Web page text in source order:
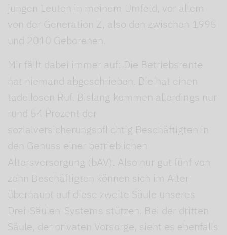
jungen Leuten in meinem Umfeld, vor allem
von der Generation Z, also den zwischen 1995
und 2010 Geborenen.
Mir fällt dabei immer auf: Die Betriebsrente
hat niemand abgeschrieben. Die hat einen
tadellosen Ruf. Bislang kommen allerdings nur
rund 54 Prozent der
sozialversicherungspflichtig Beschäftigten in
den Genuss einer betrieblichen
Altersversorgung (bAV). Also nur gut fünf von
zehn Beschäftigten können sich im Alter
überhaupt auf diese zweite Säule unseres
Drei-Säulen-Systems stützen. Bei der dritten
Säule, der privaten Vorsorge, sieht es ebenfalls